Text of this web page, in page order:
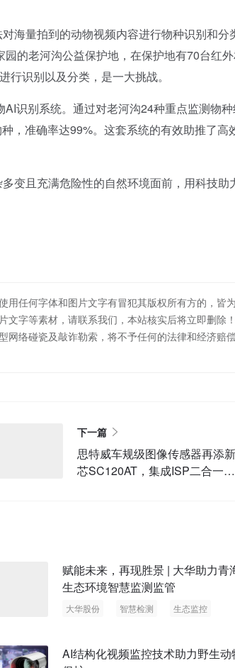
量拍到的动物视频内容进行物种识别和分
的老河沟公益保护地，在保护地有70台红
识别以及分类，是一大挑战。
识别系统。通过对老河沟24种重点监测物种
，准确率达99%。这套系统的有效助推了高
且充满危险性的自然环境面前，用科技助
用任何字体和图片文字有冒犯其版权所有方的，皆
文字等素材，请联系我们，本站核实后将立即删除
网络碰瓷及敲诈勒索，将不予任何的法律和经济赔
下一篇
思特威车规级图像传感器再添新
芯SC120AT，集成ISP二合一功
赋能未来，再现胜景 | 大华助力青
生态环境智慧监测监管
大华股份 智慧检测 生态监控
AI结构化视频监控技术助力野生动